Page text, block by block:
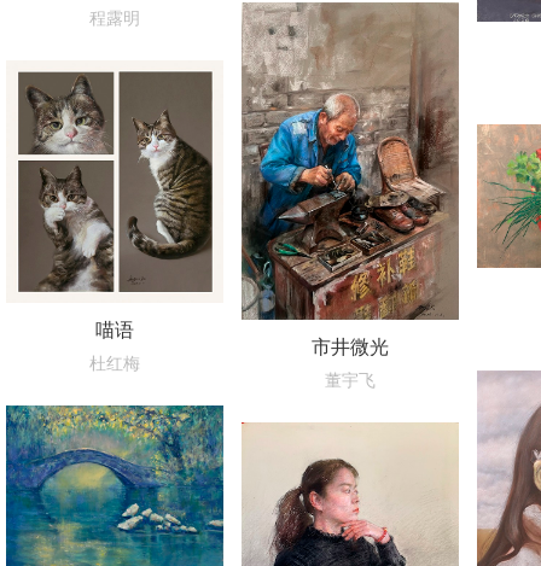
程露明
市井微光
董宇飞
喵语
杜红梅